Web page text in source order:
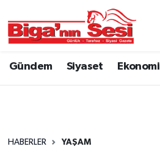
Gündem Siyaset Ekonomi
HABERLER YAŞAM
Asayiş
Belediye
Çanakkale Hava Durumu
Tüm Manşetler